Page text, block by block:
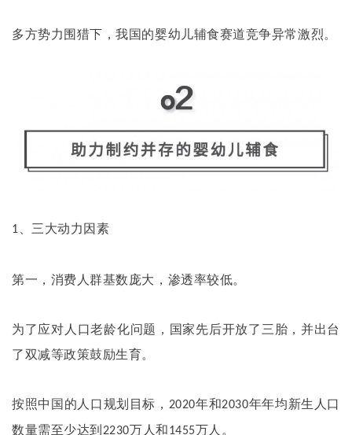
多方势力围猎下，我国的婴幼儿辅食赛道竞争异常激烈。
1、三大动力因素
第一，消费人群基数庞大，渗透率较低。
为了应对人口老龄化问题，国家先后开放了三胎，并出台
了双减等政策鼓励生育。
按照中国的人口规划目标， 2020年和2030年年均新生人口
数量需至少达到 2230万人和1455万人。